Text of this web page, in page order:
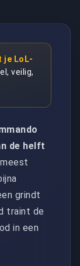
je LoL-
veilig,
de helft
grindt
traint de
in een